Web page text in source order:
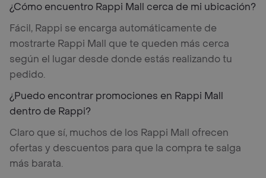
¿Cómo encuentro Rappi Mall cerca de mi ubicación?
Fácil, Rappi se encarga automáticamente de
mostrarte Rappi Mall que te queden más cerca
según el lugar desde donde estás realizando tu
pedido.
¿Puedo encontrar promociones en Rappi Mall
dentro de Rappi?
Claro que sí, muchos de los Rappi Mall ofrecen
ofertas y descuentos para que la compra te salga
más barata.